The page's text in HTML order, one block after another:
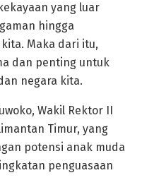
yang luar
hingga
Maka dari itu,
dan penting untuk
negara kita.
Wakil Rektor II
Timur, yang
potensi anak muda
penguasaan